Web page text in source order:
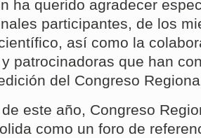
ha querido agradecer
participantes, de los
así como la
patrocinadoras que han
del Congreso
este año, Congreso
como un foro de